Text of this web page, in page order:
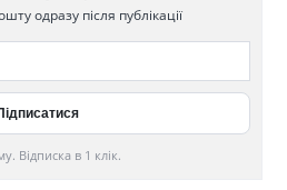
одразу після публікації
Відписка в 1 клік.